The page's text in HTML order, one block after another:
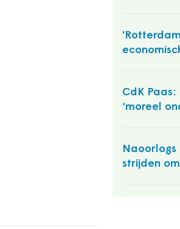
CdK
‘moreel
strijden